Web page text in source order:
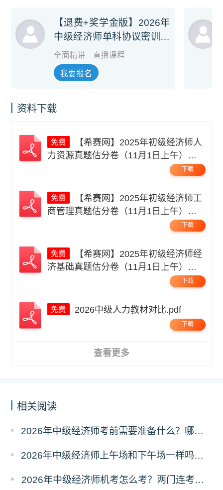
【退费+奖学金版】2026年
中级经济师单科协议密训旗
舰班
全面精讲 直播课程
我要报名
资料下载
力资源真题估分卷（11月1日上午）无
下载
商管理真题估分卷（11月1日上午）无
下载
济基础真题估分卷（11月1日上午）无
下载
2026中级人力教材对比.pdf
下载
查看更多
相关阅读
2026年中级经济师考前需要准备什么？哪些物品不能带？
2026年中级经济师上午场和下午场一样吗？考题有区别吗？
2026年中级经济师机考怎么考？两门连考怎么安排？